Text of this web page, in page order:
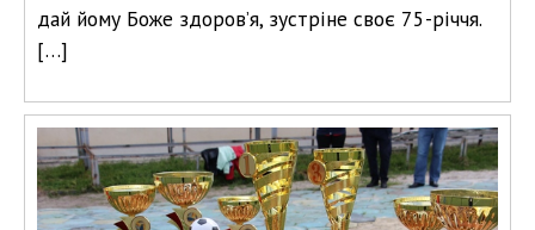
дай йому Боже здоров’я, зустріне своє 75-річчя.
[…]